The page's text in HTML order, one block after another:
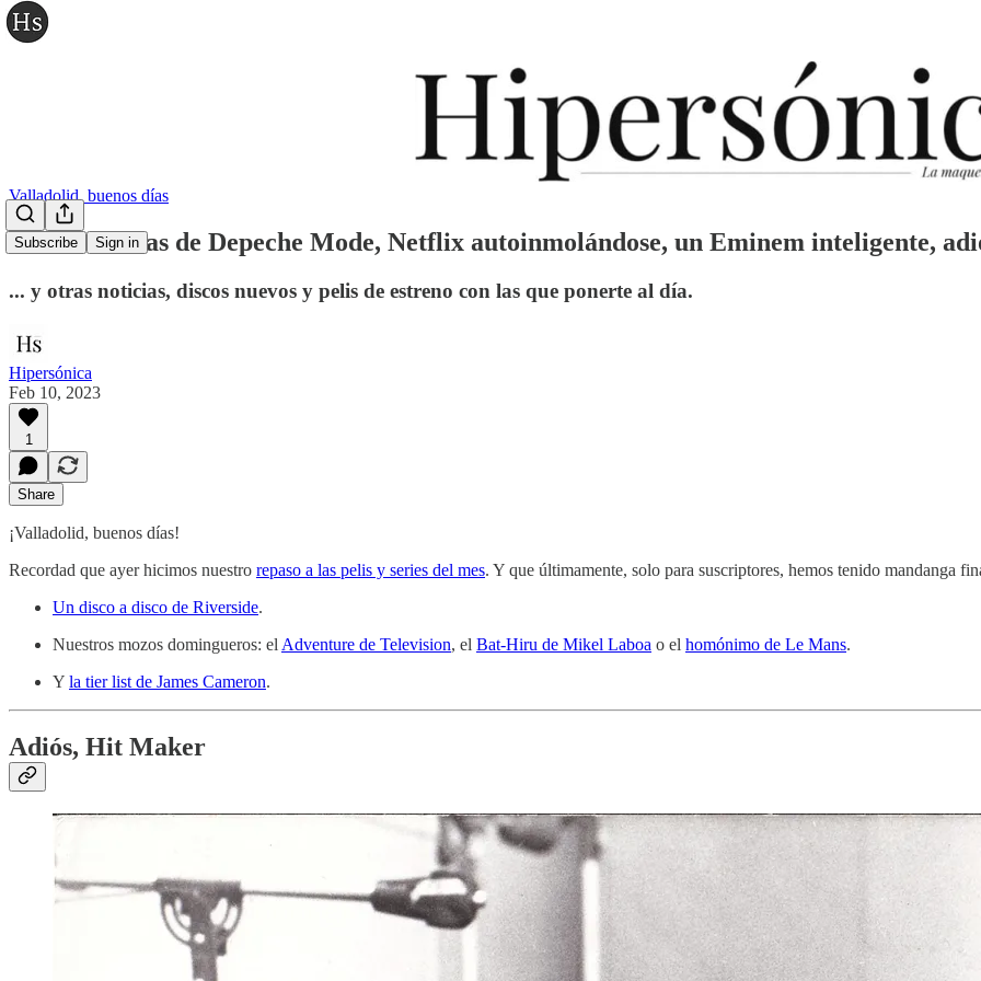
Subscribe Sign in
Valladolid, buenos días
Los fantasmas de Depeche Mode, Netflix autoinmolándose, un Eminem inteligente,
... y otras noticias, discos nuevos y pelis de estreno con las que ponerte al día.
Hipersónica
Feb 10, 2023
1
Share
¡Valladolid, buenos días!
Recordad que ayer hicimos nuestro repaso a las pelis y series del mes. Y que últimamente, solo para suscriptores, hemos tenido mandanga
Un disco a disco de Riverside.
Nuestros mozos domingueros: el Adventure de Television, el Bat-Hiru de Mikel Laboa o el homónimo de Le Mans.
Y la tier list de James Cameron.
Adiós, Hit Maker